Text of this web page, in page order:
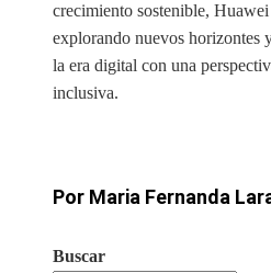
crecimiento sostenible,
explorando nuevos horizontes
la era digital con una
inclusiva.
Por Maria Fernanda
Buscar